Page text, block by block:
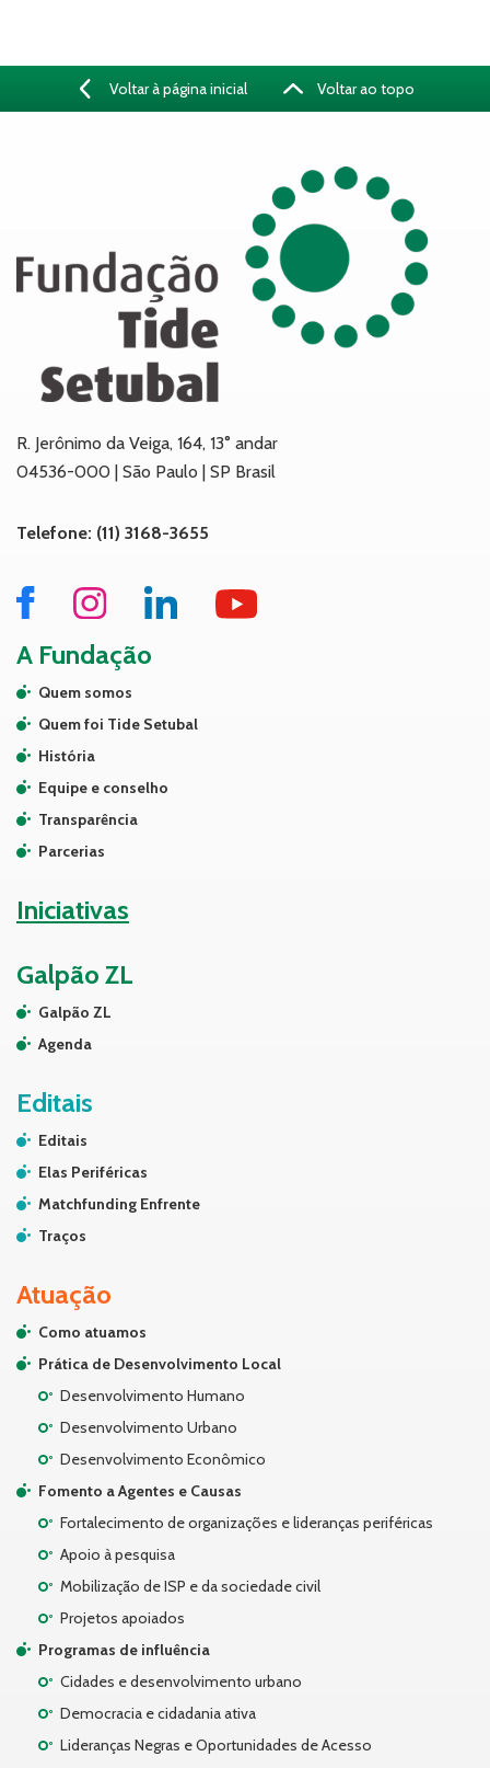
Voltar à página inicial Voltar ao topo
R. Jerônimo da Veiga, 164, 13° andar
04536-000 | São Paulo | SP Brasil
Telefone: (11) 3168-3655
A Fundação
Quem somos
Quem foi Tide Setubal
História
Equipe e conselho
Transparência
Parcerias
Iniciativas
Galpão ZL
Galpão ZL
Agenda
Editais
Editais
Elas Periféricas
Matchfunding Enfrente
Traços
Atuação
Como atuamos
Prática de Desenvolvimento Local
Desenvolvimento Humano
Desenvolvimento Urbano
Desenvolvimento Econômico
Fomento a Agentes e Causas
Fortalecimento de organizações e lideranças periféricas
Apoio à pesquisa
Mobilização de ISP e da sociedade civil
Projetos apoiados
Programas de influência
Cidades e desenvolvimento urbano
Democracia e cidadania ativa
Lideranças Negras e Oportunidades de Acesso